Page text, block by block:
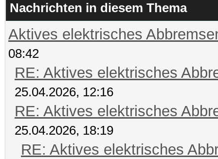
Nachrichten in diesem Thema
Aktives elektrisches
08:42
RE: Aktives elektrisches
25.04.2026, 12:16
RE: Aktives elektrisches
25.04.2026, 18:19
RE: Aktives elektrisches